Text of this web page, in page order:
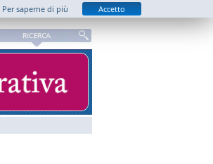
Per saperne di più Accetto